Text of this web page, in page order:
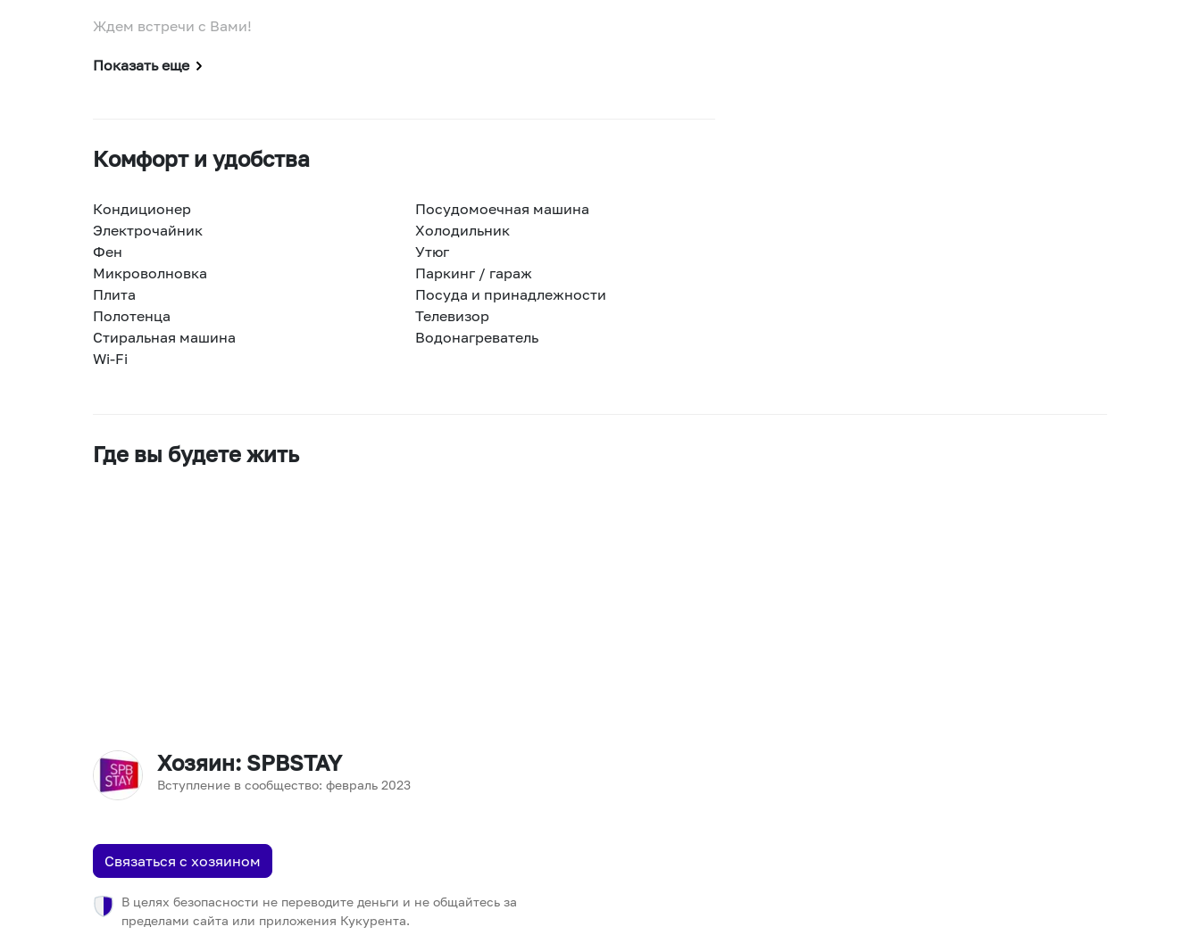
Ждем встречи с Вами!
Показать еще
Комфорт и удобства
Кондиционер
Посудомоечная машина
Электрочайник
Холодильник
Фен
Утюг
Микроволновка
Паркинг / гараж
Плита
Посуда и принадлежности
Полотенца
Телевизор
Стиральная машина
Водонагреватель
Wi-Fi
Где вы будете жить
Хозяин: SPBSTAY
Вступление в сообщество: февраль 2023
Связаться с хозяином
В целях безопасности не переводите деньги и не общайтесь за
пределами сайта или приложения Кукурента.